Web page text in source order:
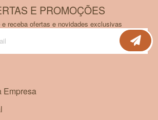
E PROMOÇÕES
e receba ofertas e novidades exclusivas
Empresa